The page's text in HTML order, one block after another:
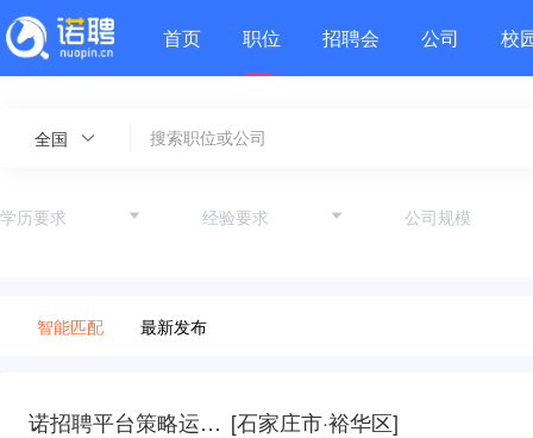
首页 职位 招聘会 公司 校
全国
智能匹配 最新发布
诺招聘平台策略运营主管 [石家庄市·裕华区]